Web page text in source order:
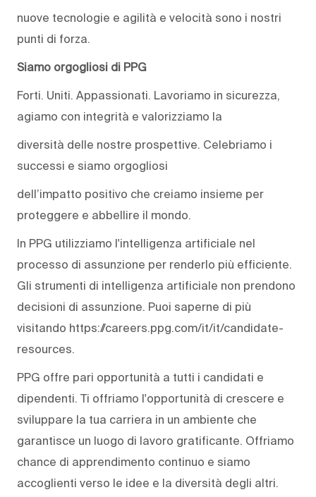
nuove tecnologie e agilità e velocità sono i nostri
punti di forza.
Siamo orgogliosi di PPG
Forti. Uniti. Appassionati. Lavoriamo in sicurezza,
agiamo con integrità e valorizziamo la
diversità delle nostre prospettive. Celebriamo i
successi e siamo orgogliosi
dell’impatto positivo che creiamo insieme per
proteggere e abbellire il mondo.
In PPG utilizziamo l'intelligenza artificiale nel
processo di assunzione per renderlo più efficiente.
Gli strumenti di intelligenza artificiale non prendono
decisioni di assunzione. Puoi saperne di più
visitando https://careers.ppg.com/it/it/candidate-
resources.
PPG offre pari opportunità a tutti i candidati e
dipendenti. Ti offriamo l'opportunità di crescere e
sviluppare la tua carriera in un ambiente che
garantisce un luogo di lavoro gratificante. Offriamo
chance di apprendimento continuo e siamo
accoglienti verso le idee e la diversità degli altri.